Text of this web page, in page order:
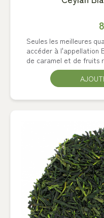
Seules les meilleures
accéder à l'appellation
de caramel et de fruits